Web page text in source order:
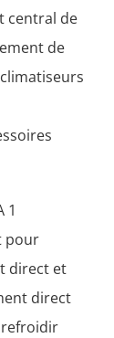
central de
de
pour
direct et
direct